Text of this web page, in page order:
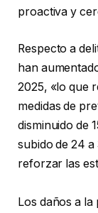
proactiva y
Respecto a
han
2025, «lo que
medidas de
disminuido de
subido de 24 a
reforzar las
Los daños a